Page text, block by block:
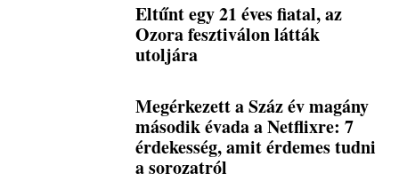
Eltűnt egy 21 éves fiatal, az
Ozora fesztiválon látták
utoljára
Megérkezett a Száz év magány
második évada a Netflixre: 7
érdekesség, amit érdemes tudni
a sorozatról